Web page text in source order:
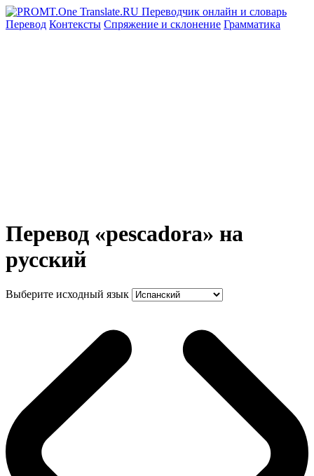
Перевод Контексты Спряжение и склонение Грамматика
Перевод «pescadora» на
русский
Выберите исходный язык